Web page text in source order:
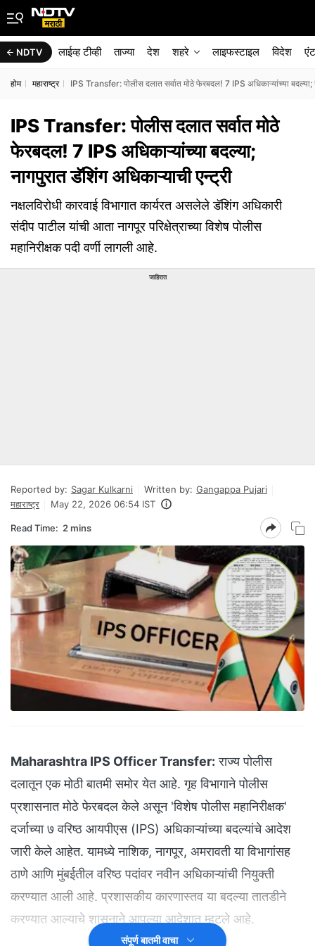
NDTV लाईव्ह टीव्ही ताज्या देश शहरे लाइफस्टाइल विदेश
होम महाराष्ट्र IPS Transfer: पोलीस दलात सर्वात मोठे फेरबदल! 7 IPS अधिकाऱ्यांच्या बदल्या;
IPS Transfer: पोलीस दलात सर्वात मोठे
फेरबदल! 7 IPS अधिकाऱ्यांच्या बदल्या;
नागपुरात डॅशिंग अधिकाऱ्याची एन्ट्री
नक्षलविरोधी कारवाई विभागात कार्यरत असलेले डॅशिंग अधिकारी
संदीप पाटील यांची आता नागपूर परिक्षेत्राच्या विशेष पोलीस
महानिरीक्षक पदी वर्णी लागली आहे.
जाहिरात
Reported by: Sagar Kulkarni Written by: Gangappa Pujari
महाराष्ट्र
May 22, 2026 06:54 IST
Read Time: 2 mins
Maharashtra IPS Officer Transfer: राज्य पोलीस
दलातून एक मोठी बातमी समोर येत आहे. गृह विभागाने पोलीस
प्रशासनात मोठे फेरबदल केले असून 'विशेष पोलीस महानिरीक्षक'
दर्जाच्या ७ वरिष्ठ आयपीएस (IPS) अधिकाऱ्यांच्या बदल्यांचे आदेश
जारी केले आहेत. यामध्ये नाशिक, नागपूर, अमरावती या विभागांसह
ठाणे आणि मुंबईतील वरिष्ठ पदांवर नवीन अधिकाऱ्यांची नियुक्ती
करण्यात आली आहे. प्रशासकीय कारणास्तव या बदल्या तातडीने
करण्यात आल्याचे शासनाने आपल्या आदेशात म्हटले आहे.
संपूर्ण बातमी वाचा